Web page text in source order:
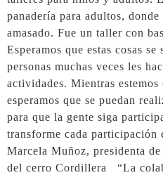
panadería para adultos,
amasado. Fue un taller con
Esperamos que estas cosas
personas muchas veces les
actividades. Mientras estemos
esperamos que se puedan
para que la gente siga
transforme cada participación
Marcela Muñoz, presidenta
del cerro Cordillera “La